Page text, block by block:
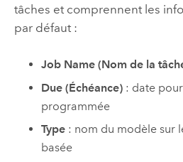
tâches et comprennent les
par défaut :
Job Name (Nom de la
Due (Échéance) : date
programmée
Type : nom du modèle sur
basée